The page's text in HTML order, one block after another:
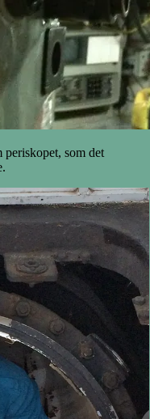
som det